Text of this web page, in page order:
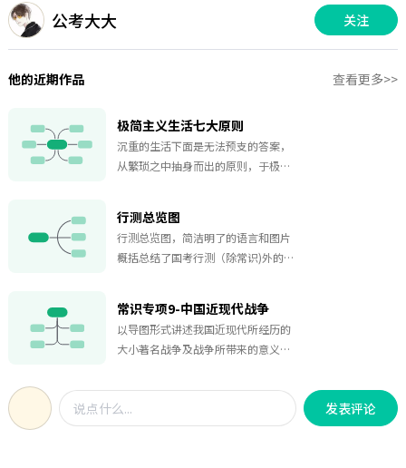
公考大大 关注
他的近期作品 查看更多>>
极简主义生活七大原则
沉重的生活下面是无法预支的答案，
从繁琐之中抽身而出的原则，于极简
行测总览图
行测总览图，简洁明了的语言和图片
概括总结了国考行测（除常识)外的所
常识专项9-中国近现代战争
以导图形式讲述我国近现代所经历的
大小著名战争及战争所带来的意义及
百年奋斗征程。
发表评论